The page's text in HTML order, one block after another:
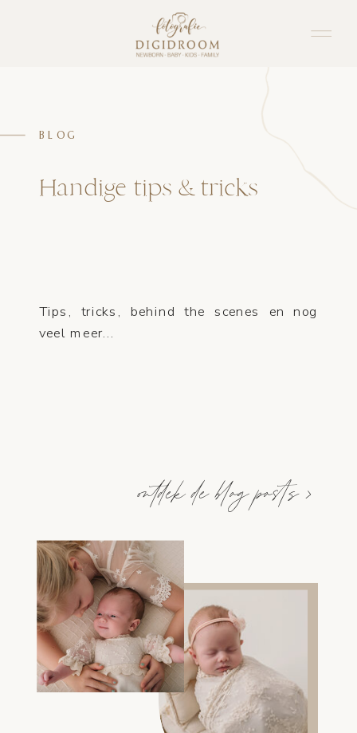
ontdek de blog posts >
Tips, tricks, behind the scenes en nog
veel meer...
Handige tips & tricks
BLOG